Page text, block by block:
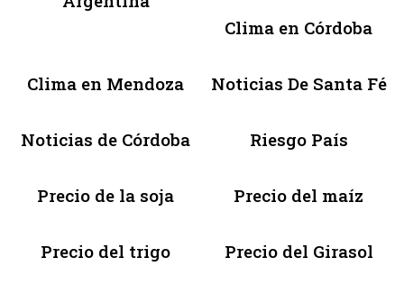
Clima en Córdoba
Clima en Mendoza Noticias De Santa Fé
Noticias de Córdoba Riesgo País
Precio de la soja Precio del maíz
Precio del trigo Precio del Girasol